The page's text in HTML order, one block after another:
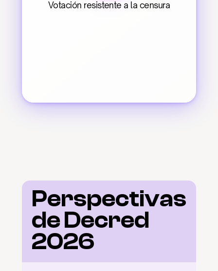
Votación resistente a la censura
Perspectivas
de Decred
2026